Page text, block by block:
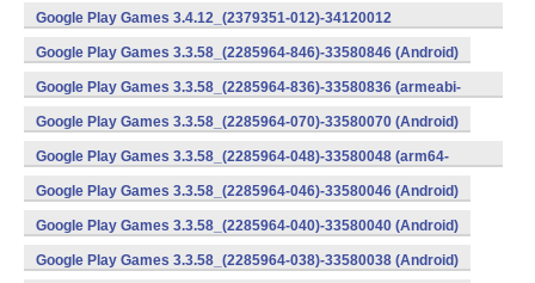
v7a) (Android)
Google Play Games 3.4.12_(2379351-012)-34120012
(armeabi) (Android)
Google Play Games 3.3.58_(2285964-846)-33580846 (Android)
Google Play Games 3.3.58_(2285964-836)-33580836 (armeabi-
v7a) (Android)
Google Play Games 3.3.58_(2285964-070)-33580070 (Android)
Google Play Games 3.3.58_(2285964-048)-33580048 (arm64-
v8a) (Android)
Google Play Games 3.3.58_(2285964-046)-33580046 (Android)
Google Play Games 3.3.58_(2285964-040)-33580040 (Android)
Google Play Games 3.3.58_(2285964-038)-33580038 (Android)